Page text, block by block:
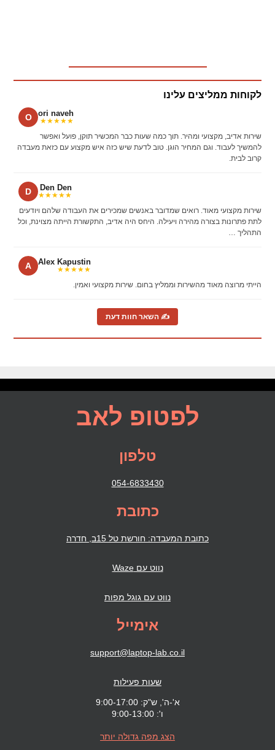
לקוחות ממליצים עלינו
O ori naveh
★★★★★
שירות אדיב, מקצועי ומהיר. תוך כמה שעות כבר המכשיר תוקן, פועל ואפשר
להמשיך לעבוד. וגם המחיר הוגן. טוב לדעת שיש כזה איש מקצוע עם כזאת מעבדה
קרוב לבית.
D Den Den
★★★★★
שירות מקצועי מאוד. רואים שמדובר באנשים שמכירים את העבודה שלהם ויודעים
לתת פתרונות בצורה מהירה ויעילה. היחס היה אדיב, התקשורת הייתה מצוינת, וכל
התהליך …
A Alex Kapustin
★★★★★
הייתי מרוצה מאוד מהשירות וממליץ בחום. שירות מקצועי ואמין.
✍ השאר חוות דעת
לפטופ לאב
טלפון
054-6833430
כתובת
כתובת המעבדה: חורשת טל 15ב, חדרה
נווט עם Waze
נווט עם גוגל מפות
אימייל
support@laptop-lab.co.il
שעות פעילות
א'-ה', ש"ק: 9:00-17:00
ו': 9:00-13:00
הצג מפה גדולה יותר